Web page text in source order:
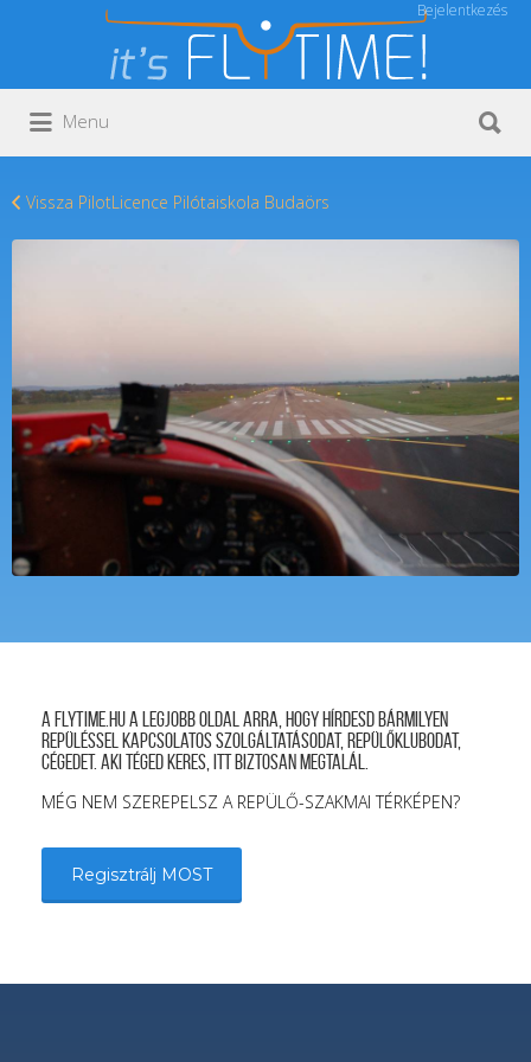
Bejelentkezés
Keresés:
Menu
Vissza PilotLicence Pilótaiskola Budaörs
A FLYTIME.HU a legjobb oldal arra, hogy hírdesd bármilyen
repüléssel kapcsolatos szolgáltatásodat, repülőklubodat,
cégedet. Aki téged keres, itt biztosan megtalál.
MÉG NEM SZEREPELSZ A REPÜLŐ-SZAKMAI TÉRKÉPEN?
Regisztrálj MOST